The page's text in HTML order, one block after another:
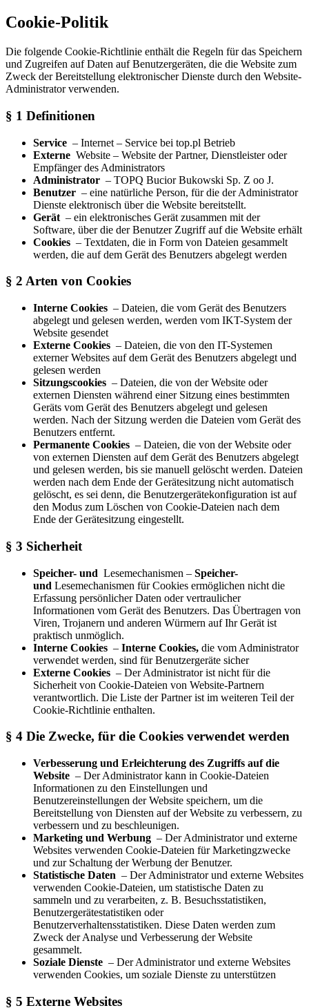
Cookie-Politik
Die folgende Cookie-Richtlinie enthält die Regeln für das Speichern
und Zugreifen auf Daten auf Benutzergeräten, die die Website zum
Zweck der Bereitstellung elektronischer Dienste durch den Website-
Administrator verwenden.
§ 1 Definitionen
Service – Internet – Service bei top.pl Betrieb
Externe Website – Website der Partner, Dienstleister oder
Empfänger des Administrators
Administrator – TOPQ Bucior Bukowski Sp. Z oo J.
Benutzer – eine natürliche Person, für die der Administrator
Dienste elektronisch über die Website bereitstellt.
Gerät – ein elektronisches Gerät zusammen mit der
Software, über die der Benutzer Zugriff auf die Website erhält
Cookies – Textdaten, die in Form von Dateien gesammelt
werden, die auf dem Gerät des Benutzers abgelegt werden
§ 2 Arten von Cookies
Interne Cookies – Dateien, die vom Gerät des Benutzers
abgelegt und gelesen werden, werden vom IKT-System der
Website gesendet
Externe Cookies – Dateien, die von den IT-Systemen
externer Websites auf dem Gerät des Benutzers abgelegt und
gelesen werden
Sitzungscookies – Dateien, die von der Website oder
externen Diensten während einer Sitzung eines bestimmten
Geräts vom Gerät des Benutzers abgelegt und gelesen
werden. Nach der Sitzung werden die Dateien vom Gerät des
Benutzers entfernt.
Permanente Cookies – Dateien, die von der Website oder
von externen Diensten auf dem Gerät des Benutzers abgelegt
und gelesen werden, bis sie manuell gelöscht werden. Dateien
werden nach dem Ende der Gerätesitzung nicht automatisch
gelöscht, es sei denn, die Benutzergerätekonfiguration ist auf
den Modus zum Löschen von Cookie-Dateien nach dem
Ende der Gerätesitzung eingestellt.
§ 3 Sicherheit
Speicher- und Lesemechanismen – Speicher-
und Lesemechanismen für Cookies ermöglichen nicht die
Erfassung persönlicher Daten oder vertraulicher
Informationen vom Gerät des Benutzers. Das Übertragen von
Viren, Trojanern und anderen Würmern auf Ihr Gerät ist
praktisch unmöglich.
Interne Cookies – Interne Cookies, die vom Administrator
verwendet werden, sind für Benutzergeräte sicher
Externe Cookies – Der Administrator ist nicht für die
Sicherheit von Cookie-Dateien von Website-Partnern
verantwortlich. Die Liste der Partner ist im weiteren Teil der
Cookie-Richtlinie enthalten.
§ 4 Die Zwecke, für die Cookies verwendet werden
Verbesserung und Erleichterung des Zugriffs auf die
Website – Der Administrator kann in Cookie-Dateien
Informationen zu den Einstellungen und
Benutzereinstellungen der Website speichern, um die
Bereitstellung von Diensten auf der Website zu verbessern, zu
verbessern und zu beschleunigen.
Marketing und Werbung – Der Administrator und externe
Websites verwenden Cookie-Dateien für Marketingzwecke
und zur Schaltung der Werbung der Benutzer.
Statistische Daten – Der Administrator und externe Websites
verwenden Cookie-Dateien, um statistische Daten zu
sammeln und zu verarbeiten, z. B. Besuchsstatistiken,
Benutzergerätestatistiken oder
Benutzerverhaltensstatistiken. Diese Daten werden zum
Zweck der Analyse und Verbesserung der Website
gesammelt.
Soziale Dienste – Der Administrator und externe Websites
verwenden Cookies, um soziale Dienste zu unterstützen
§ 5 Externe Websites